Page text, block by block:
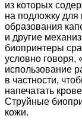
из которых
на подложку для
образования
и другие
биопринтеры
условно говоря,
использование
в частности,
напечатать
Струйные
кожи.